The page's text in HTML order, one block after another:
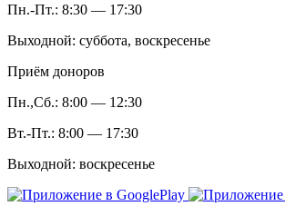
Пн.-Пт.: 8:30 — 17:30
Выходной: суббота, воскресенье
Приём доноров
Пн.,Сб.: 8:00 — 12:30
Вт.-Пт.: 8:00 — 17:30
Выходной: воскресенье